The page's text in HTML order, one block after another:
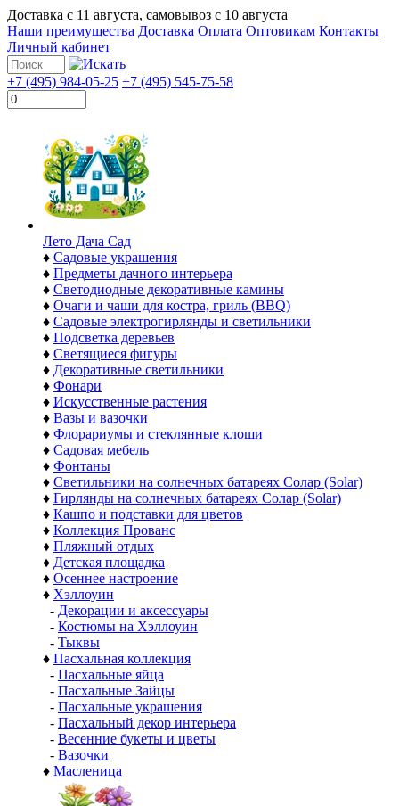
Доставка с 11 августа, самовывоз с 10 августа
Наши преимущества Доставка Оплата Оптовикам Контакты
Личный кабинет
+7 (495) 984-05-25 +7 (495) 545-75-58
Лето Дача Сад
♦ Садовые украшения
♦ Предметы дачного интерьера
♦ Светодиодные декоративные камины
♦ Очаги и чаши для костра, гриль (BBQ)
♦ Садовые электрогирлянды и светильники
♦ Подсветка деревьев
♦ Светящиеся фигуры
♦ Декоративные светильники
♦ Фонари
♦ Искусственные растения
♦ Вазы и вазочки
♦ Флорариумы и стеклянные клоши
♦ Садовая мебель
♦ Фонтаны
♦ Светильники на солнечных батареях Солар (Solar)
♦ Гирлянды на солнечных батареях Солар (Solar)
♦ Кашпо и подставки для цветов
♦ Коллекция Прованс
♦ Пляжный отдых
♦ Детская площадка
♦ Осеннее настроение
♦ Хэллоуин
- Декорации и аксессуары
- Костюмы на Хэллоуин
- Тыквы
♦ Пасхальная коллекция
- Пасхальные яйца
- Пасхальные Зайцы
- Пасхальные украшения
- Пасхальный декор интерьера
- Весенние букеты и цветы
- Вазочки
♦ Масленица